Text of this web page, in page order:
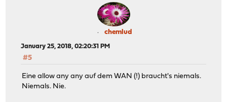
chemlud
January 25, 2018, 02:20:31 PM
#5
Eine allow any any auf dem WAN (!) braucht's niemals.
Niemals. Nie.